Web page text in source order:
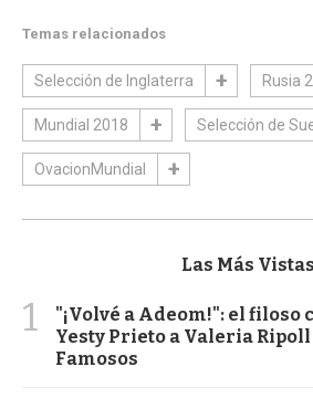
Temas relacionados
Selección de Inglaterra Rusia
Mundial 2018 Selección de
OvacionMundial
Las Más Vistas
1
"¡Volvé a Adeom!": el filoso
Yesty Prieto a Valeria Ripoll
Famosos